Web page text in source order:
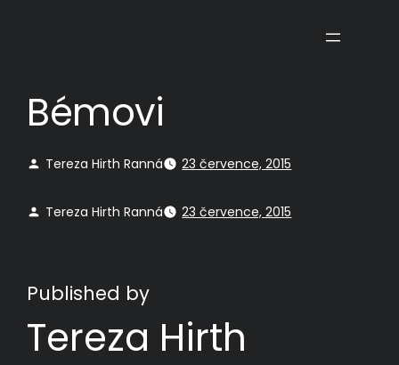
Bémovi
Tereza Hirth Ranná 23 července, 2015
Tereza Hirth Ranná 23 července, 2015
Published by
Tereza Hirth